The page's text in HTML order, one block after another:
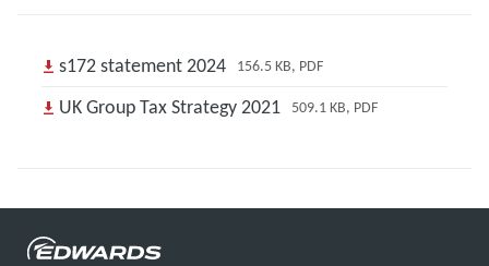
s172 statement 2024 156.5 KB, PDF
UK Group Tax Strategy 2021 509.1 KB, PDF